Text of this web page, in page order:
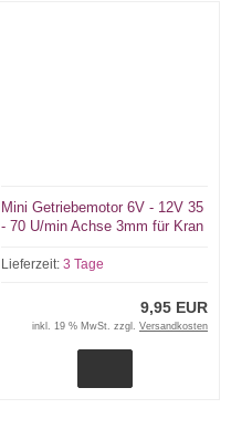
Mini Getriebemotor 6V - 12V 35
- 70 U/min Achse 3mm für Kran
Lieferzeit: 3 Tage
9,95 EUR
inkl. 19 % MwSt. zzgl. Versandkosten